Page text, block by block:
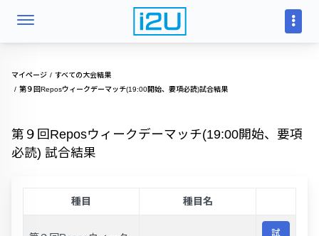
マイページ
すべての大会結果
第９回Reposウィークデーマッチ(19:00開始、要項必読)試合結果
第９回Reposウィークデーマッチ(19:00開始、要項
必読) 試合結果
種目 種目名
試